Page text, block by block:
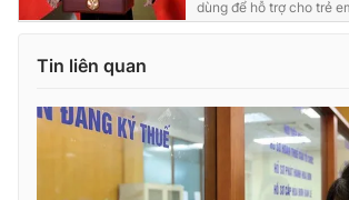
dùng để hỗ trợ cho trẻ
Tin liên quan